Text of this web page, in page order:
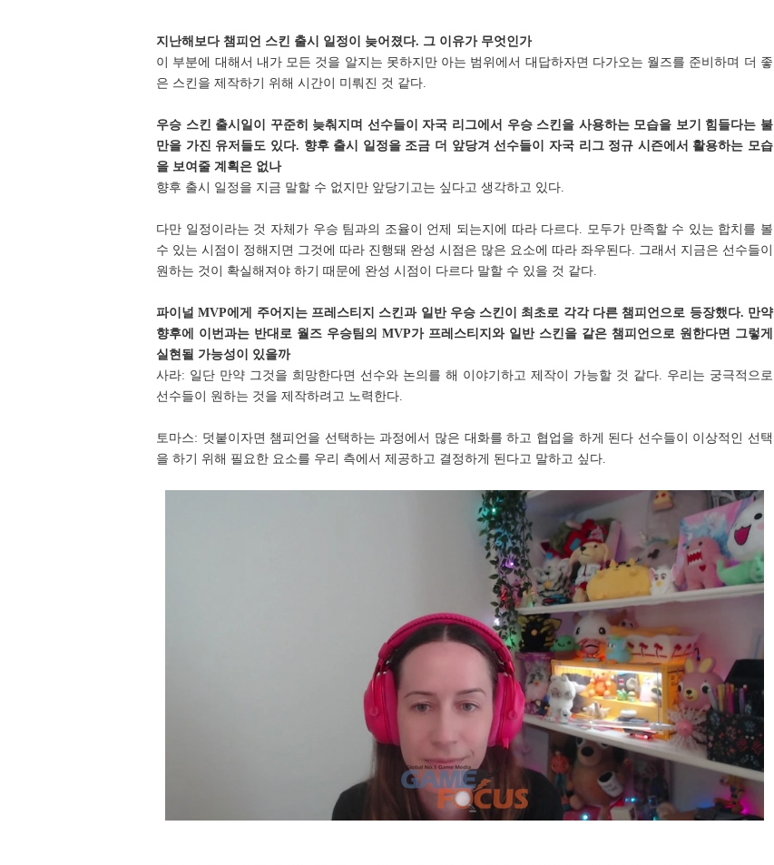
지난해보다 챔피언 스킨 출시 일정이 늦어졌다. 그 이유가 무엇인가
이 부분에 대해서 내가 모든 것을 알지는 못하지만 아는 범위에서 대답하자면 다가오는 월즈를 준비하며 더 좋
은 스킨을 제작하기 위해 시간이 미뤄진 것 같다.
우승 스킨 출시일이 꾸준히 늦춰지며 선수들이 자국 리그에서 우승 스킨을 사용하는 모습을 보기 힘들다는 불
만을 가진 유저들도 있다. 향후 출시 일정을 조금 더 앞당겨 선수들이 자국 리그 정규 시즌에서 활용하는 모습
을 보여줄 계획은 없나
향후 출시 일정을 지금 말할 수 없지만 앞당기고는 싶다고 생각하고 있다.
다만 일정이라는 것 자체가 우승 팀과의 조율이 언제 되는지에 따라 다르다. 모두가 만족할 수 있는 합치를 볼
수 있는 시점이 정해지면 그것에 따라 진행돼 완성 시점은 많은 요소에 따라 좌우된다. 그래서 지금은 선수들이
원하는 것이 확실해져야 하기 때문에 완성 시점이 다르다 말할 수 있을 것 같다.
파이널 MVP에게 주어지는 프레스티지 스킨과 일반 우승 스킨이 최초로 각각 다른 챔피언으로 등장했다. 만약
향후에 이번과는 반대로 월즈 우승팀의 MVP가 프레스티지와 일반 스킨을 같은 챔피언으로 원한다면 그렇게
실현될 가능성이 있을까
사라: 일단 만약 그것을 희망한다면 선수와 논의를 해 이야기하고 제작이 가능할 것 같다. 우리는 궁극적으로
선수들이 원하는 것을 제작하려고 노력한다.
토마스: 덧붙이자면 챔피언을 선택하는 과정에서 많은 대화를 하고 협업을 하게 된다 선수들이 이상적인 선택
을 하기 위해 필요한 요소를 우리 측에서 제공하고 결정하게 된다고 말하고 싶다.